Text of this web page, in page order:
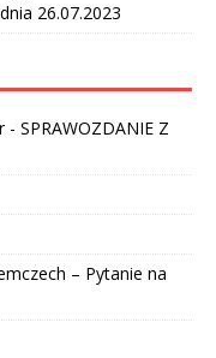
26.07.2023
- SPRAWOZDANIE Z
– Pytanie na